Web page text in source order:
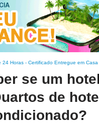
24 Horas - Certificado Entregue em Casa
se um hotel
de hotel